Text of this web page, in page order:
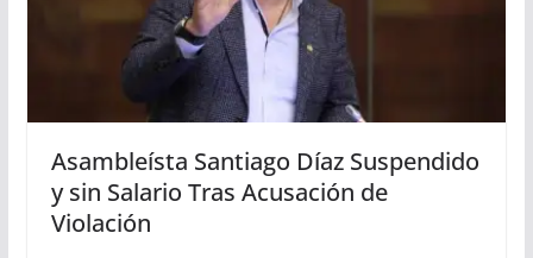
Asambleísta Santiago Díaz Suspendido
y sin Salario Tras Acusación de
Violación